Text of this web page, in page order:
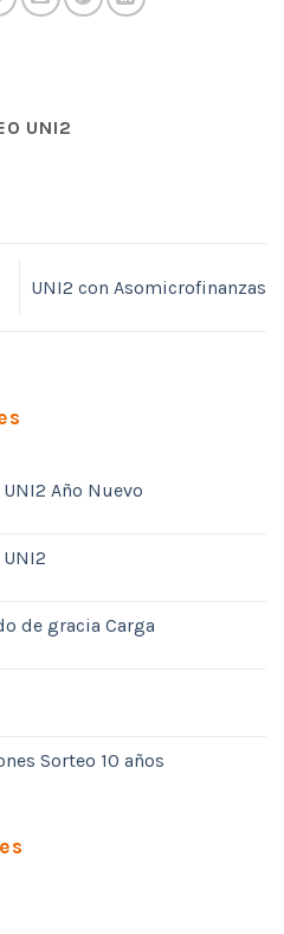
UNI2
UNI2 con Asomicrofinanzas
UNI2 Año Nuevo
UNI2
de gracia Carga
Sorteo 10 años